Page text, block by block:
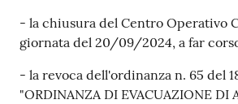
- la chiusura del Centro Operativo
giornata del 20/09/2024, a far
- la revoca dell'ordinanza n. 65 del
"ORDINANZA DI EVACUAZIONE DI